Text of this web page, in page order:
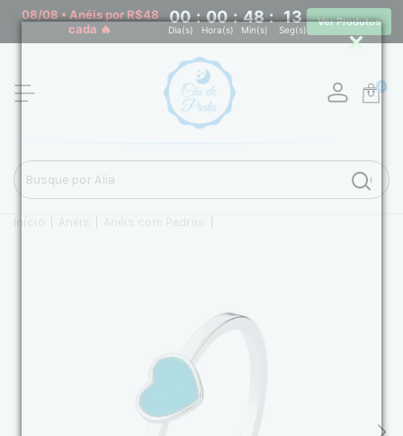
08/08 • Anéis por R$48
cada 🔥
00 : 00 : 48 : 13
Dia(s) Hora(s) Min(s) Seg(s)
Ver Produtos
0
Início Anéis Anéis com Pedras